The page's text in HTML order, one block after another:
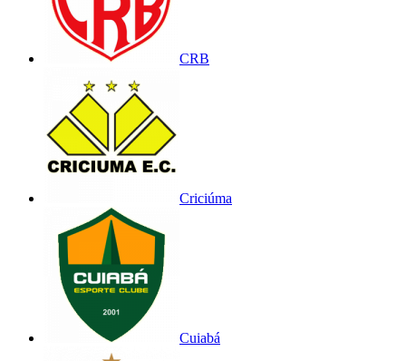
CRB
Criciúma
Cuiabá